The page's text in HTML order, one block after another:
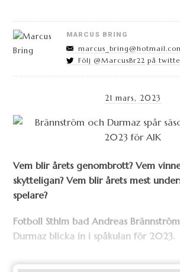
MARCUS BRING
Följ @MarcusBr22 på
21 mars, 2023
Vem blir årets genombrott? Vem
skytteligan? Vem blir årets mest
spelare?
Fotboll Sthlm bad Andreas
Durmaz blicka in i spåkulan för 2023.